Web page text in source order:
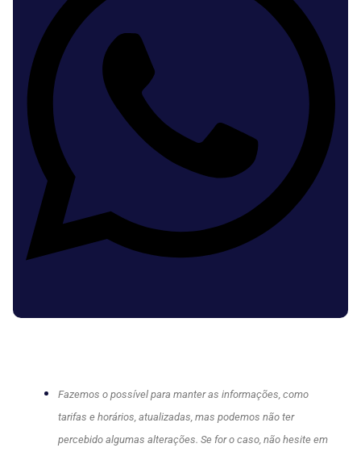
Fazemos o possível para manter as informações, como
tarifas e horários, atualizadas, mas podemos não ter
percebido algumas alterações. Se for o caso, não hesite em